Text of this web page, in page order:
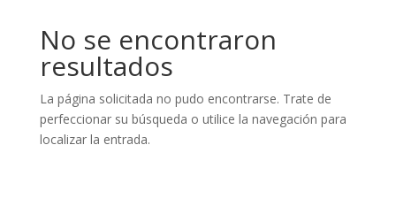
No se encontraron
resultados
La página solicitada no pudo encontrarse. Trate de
perfeccionar su búsqueda o utilice la navegación para
localizar la entrada.